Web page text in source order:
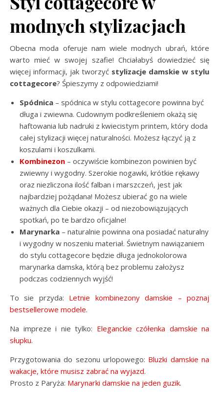
modnych stylizacjach
Obecna moda oferuje nam wiele modnych ubrań, które
warto mieć w swojej szafie! Chciałabyś dowiedzieć się
więcej informacji, jak tworzyć stylizacje damskie w stylu
cottagecore? Śpieszymy z odpowiedziami!
Spódnica – spódnica w stylu cottagecore powinna być
długa i zwiewna. Cudownym podkreśleniem okażą się
haftowania lub nadruki z kwiecistym printem, który doda
całej stylizacji więcej naturalności. Możesz łączyć ją z
koszulami i koszulkami.
Kombinezon – oczywiście kombinezon powinien być
zwiewny i wygodny. Szerokie nogawki, krótkie rękawy
oraz niezliczona ilość falban i marszczeń, jest jak
najbardziej pożądana! Możesz ubierać go na wiele
ważnych dla Ciebie okazji – od niezobowiązujących
spotkań, po te bardzo oficjalne!
Marynarka – naturalnie powinna ona posiadać naturalny
i wygodny w noszeniu materiał. Świetnym nawiązaniem
do stylu cottagecore będzie długa jednokolorowa
marynarka damska, którą bez problemu założysz
podczas codziennych wyjść!
To sie przyda: Letnie kombinezony damskie – poznaj
bestsellerowe modele.
Na impreze i nie tylko: Eleganckie czółenka damskie na
słupku.
Przygotowania do sezonu urlopowego: Bluzki damskie na
wakacje, które musisz zabrać na wyjazd.
Prosto z Paryża: Marynarki damskie na jeden guzik.